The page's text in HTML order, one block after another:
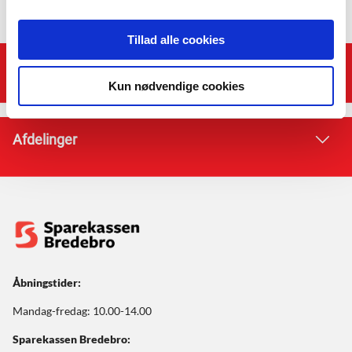
Tillad alle cookies
Kun nødvendige cookies
Genveje
Afdelinger
Åbningstider:
Mandag-fredag: 10.00-14.00
Sparekassen Bredebro: